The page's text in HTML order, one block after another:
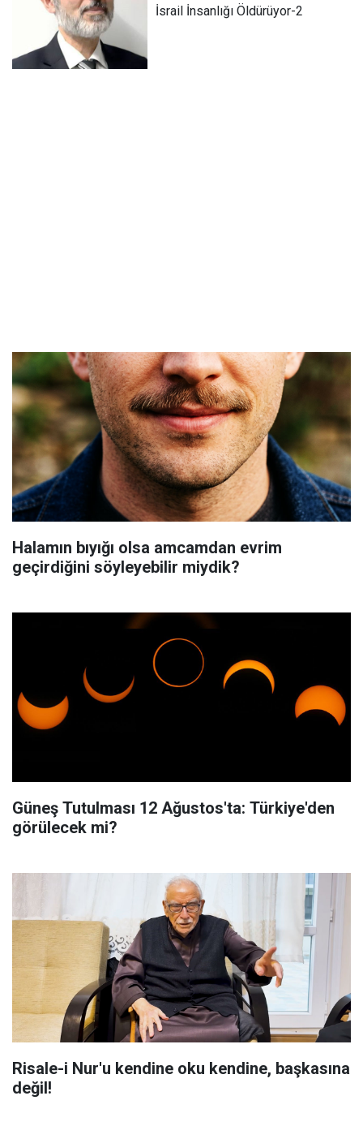
İsrail İnsanlığı Öldürüyor-2
Halamın bıyığı olsa amcamdan evrim
geçirdiğini söyleyebilir miydik?
Güneş Tutulması 12 Ağustos'ta: Türkiye'den
görülecek mi?
Risale-i Nur'u kendine oku kendine, başkasına
değil!